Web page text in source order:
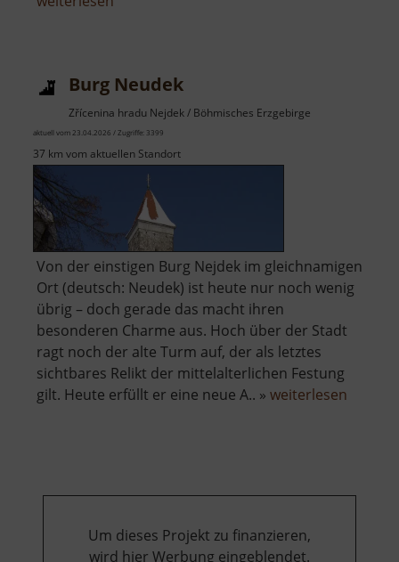
Lessingstraße
Burg Neudek
Zřícenina hradu Nejdek / Böhmisches Erzgebirge
aktuell vom 23.04.2026 / Zugriffe: 3399
37 km vom aktuellen Standort
Von der einstigen Burg Nejdek im gleichnamigen
Ort (deutsch: Neudek) ist heute nur noch wenig
übrig – doch gerade das macht ihren
besonderen Charme aus. Hoch über der Stadt
ragt noch der alte Turm auf, der als letztes
sichtbares Relikt der mittelalterlichen Festung
gilt. Heute erfüllt er eine neue A.. » weiterlesen
Um dieses Projekt zu finanzieren,
wird hier Werbung eingeblendet.